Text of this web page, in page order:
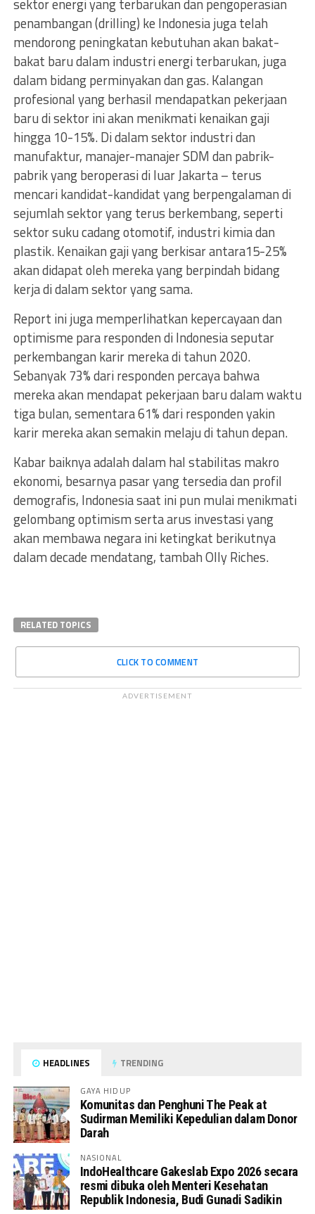
sektor energi yang terbarukan dan pengoperasian
penambangan (drilling) ke Indonesia juga telah
mendorong peningkatan kebutuhan akan bakat-
bakat baru dalam industri energi terbarukan, juga
dalam bidang perminyakan dan gas. Kalangan
profesional yang berhasil mendapatkan pekerjaan
baru di sektor ini akan menikmati kenaikan gaji
hingga 10-15%. Di dalam sektor industri dan
manufaktur, manajer-manajer SDM dan pabrik-
pabrik yang beroperasi di luar Jakarta – terus
mencari kandidat-kandidat yang berpengalaman di
sejumlah sektor yang terus berkembang, seperti
sektor suku cadang otomotif, industri kimia dan
plastik. Kenaikan gaji yang berkisar antara15-25%
akan didapat oleh mereka yang berpindah bidang
kerja di dalam sektor yang sama.
Report ini juga memperlihatkan kepercayaan dan
optimisme para responden di Indonesia seputar
perkembangan karir mereka di tahun 2020.
Sebanyak 73% dari responden percaya bahwa
mereka akan mendapat pekerjaan baru dalam waktu
tiga bulan, sementara 61% dari responden yakin
karir mereka akan semakin melaju di tahun depan.
Kabar baiknya adalah dalam hal stabilitas makro
ekonomi, besarnya pasar yang tersedia dan profil
demografis, Indonesia saat ini pun mulai menikmati
gelombang optimism serta arus investasi yang
akan membawa negara ini ketingkat berikutnya
dalam decade mendatang, tambah Olly Riches.
RELATED TOPICS
CLICK TO COMMENT
ADVERTISEMENT
HEADLINES TRENDING
GAYA HIDUP
Komunitas dan Penghuni The Peak at
Sudirman Memiliki Kepedulian dalam Donor
Darah
NASIONAL
IndoHealthcare Gakeslab Expo 2026 secara
resmi dibuka oleh Menteri Kesehatan
Republik Indonesia, Budi Gunadi Sadikin